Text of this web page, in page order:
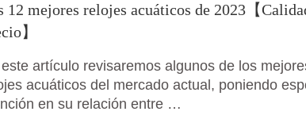
12 mejores relojes acuáticos de 2023【
】
artículo revisaremos algunos de los
acuáticos del mercado actual, poniendo
en su relación entre …